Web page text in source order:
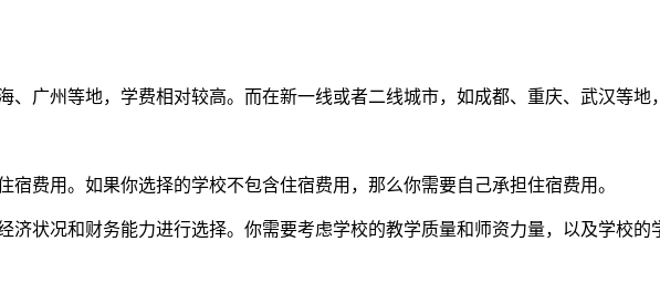
广州等地，学费相对较高。而在新一线或者二线城市，如成都、重庆、武汉等地
费用。如果你选择的学校不包含住宿费用，那么你需要自己承担住宿费用。
状况和财务能力进行选择。你需要考虑学校的教学质量和师资力量，以及学校的